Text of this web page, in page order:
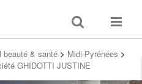
Toggle
search
Toggle
beauté & santé > Midi-Pyrénées >
GHIDOTTI JUSTINE